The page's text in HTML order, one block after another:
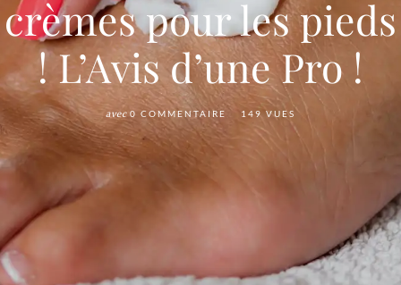
crèmes pour les pieds
! L’Avis d’une Pro !
avec 0 COMMENTAIRE 149 VUES